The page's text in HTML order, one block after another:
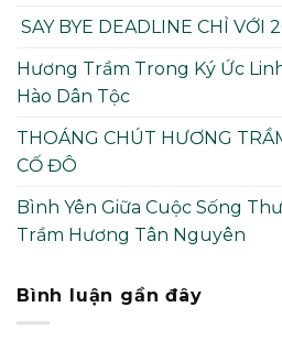
SAY BYE DEADLINE CHỈ VỚI
Hương Trầm Trong Ký Ức
Hào Dân Tộc
THOÁNG CHÚT HƯƠNG
CỐ ĐÔ
Bình Yên Giữa Cuộc Sống
Trầm Hương Tân Nguyên
Bình luận gần đây